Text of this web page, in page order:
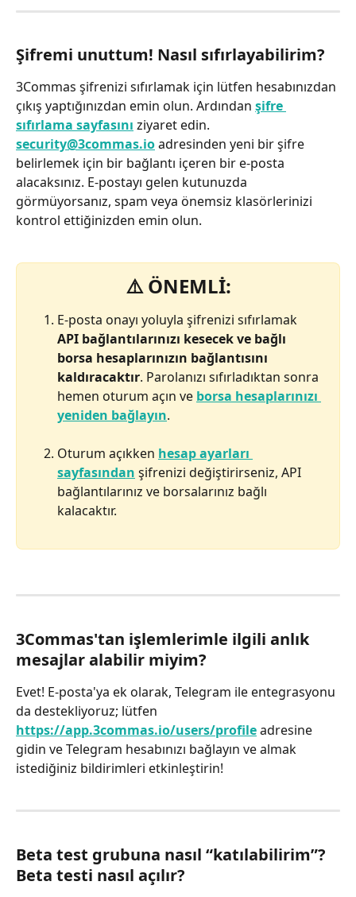
Şifremi unuttum! Nasıl sıfırlayabilirim?
3Commas şifrenizi sıfırlamak için lütfen hesabınızdan
çıkış yaptığınızdan emin olun. Ardından şifre
sıfırlama sayfasını ziyaret edin.
security@3commas.io adresinden yeni bir şifre
belirlemek için bir bağlantı içeren bir e-posta
alacaksınız. E-postayı gelen kutunuzda
görmüyorsanız, spam veya önemsiz klasörlerinizi
kontrol ettiğinizden emin olun.
⚠️ ÖNEMLİ:
E-posta onayı yoluyla şifrenizi sıfırlamak
API bağlantılarınızı kesecek ve bağlı
borsa hesaplarınızın bağlantısını
kaldıracaktır. Parolanızı sıfırladıktan sonra
hemen oturum açın ve borsa hesaplarınızı
yeniden bağlayın.
Oturum açıkken hesap ayarları
sayfasından şifrenizi değiştirirseniz, API
bağlantılarınız ve borsalarınız bağlı
kalacaktır.
3Commas'tan işlemlerimle ilgili anlık
mesajlar alabilir miyim?
Evet! E-posta'ya ek olarak, Telegram ile entegrasyonu
da destekliyoruz; lütfen
https://app.3commas.io/users/profile adresine
gidin ve Telegram hesabınızı bağlayın ve almak
istediğiniz bildirimleri etkinleştirin!
Beta test grubuna nasıl “katılabilirim”?
Beta testi nasıl açılır?